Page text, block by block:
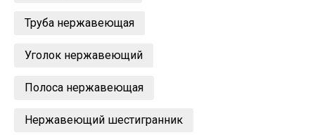
Балка
Труба нержавеющая
Уголок нержавеющий
Полоса нержавеющая
Нержавеющий шестигранник